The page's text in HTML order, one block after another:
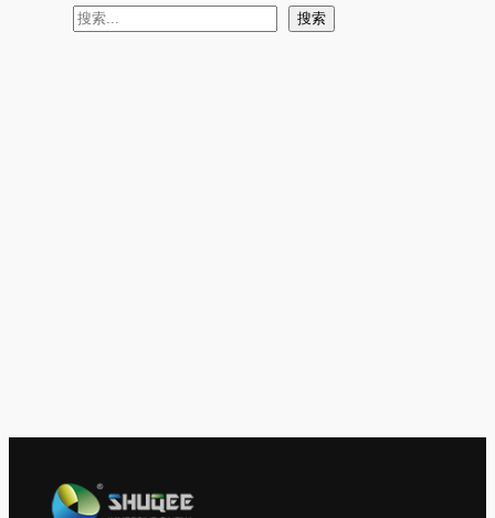
搜
搜索